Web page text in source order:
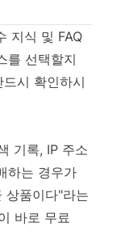
지식 및 FAQ
를 선택할지
시 확인하시
기록, IP 주소
하는 경우가
상품이다"라는
바로 무료